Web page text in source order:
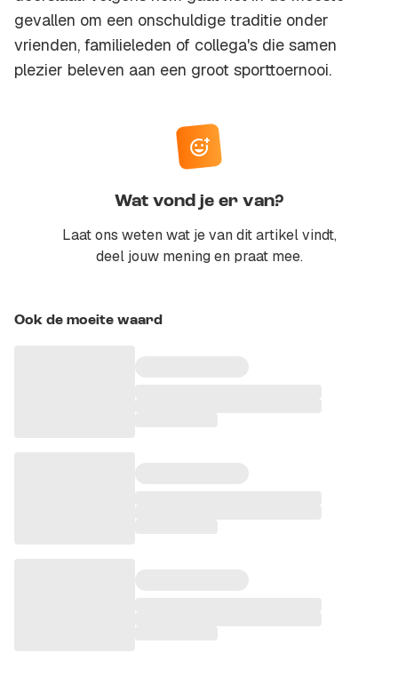
gevallen om een onschuldige traditie onder
vrienden, familieleden of collega's die samen
plezier beleven aan een groot sporttoernooi.
Wat vond je er van?
Laat ons weten wat je van dit artikel vindt,
deel jouw mening en praat mee.
Ook de moeite waard